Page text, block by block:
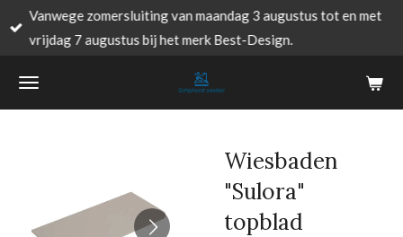
Ga
direct
de
Vanwege zomersluiting van maandag 3 augustus tot en met
vrijdag 7 augustus bij het merk Best-Design.
Wiesbaden
"Sulora"
topblad